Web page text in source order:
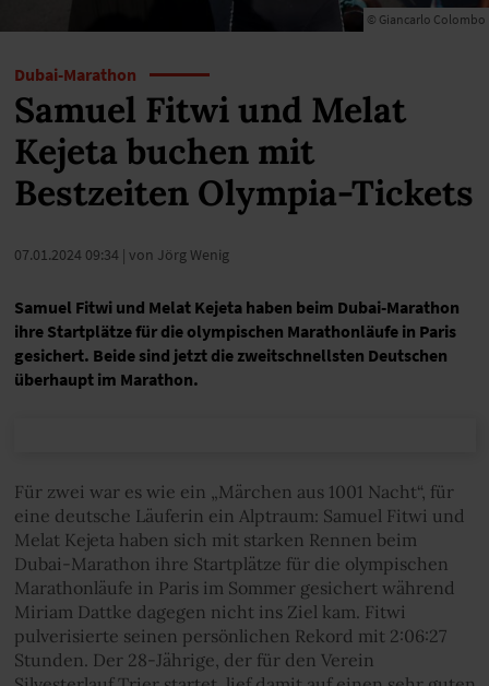
© Giancarlo Colombo
Dubai-Marathon
Samuel Fitwi und Melat
Kejeta buchen mit
Bestzeiten Olympia-Tickets
07.01.2024 09:34| von Jörg Wenig
Samuel Fitwi und Melat Kejeta haben beim Dubai-Marathon
ihre Startplätze für die olympischen Marathonläufe in Paris
gesichert. Beide sind jetzt die zweitschnellsten Deutschen
überhaupt im Marathon.
Für zwei war es wie ein „Märchen aus 1001 Nacht“, für
eine deutsche Läuferin ein Alptraum: Samuel Fitwi und
Melat Kejeta haben sich mit starken Rennen beim
Dubai-Marathon ihre Startplätze für die olympischen
Marathonläufe in Paris im Sommer gesichert während
Miriam Dattke dagegen nicht ins Ziel kam. Fitwi
pulverisierte seinen persönlichen Rekord mit 2:06:27
Stunden. Der 28-Jährige, der für den Verein